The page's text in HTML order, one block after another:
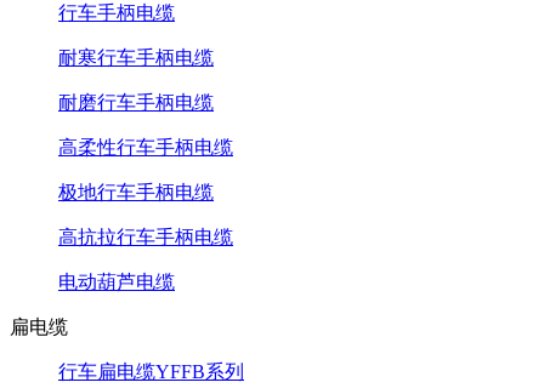
行车手柄电缆
耐寒行车手柄电缆
耐磨行车手柄电缆
高柔性行车手柄电缆
极地行车手柄电缆
高抗拉行车手柄电缆
电动葫芦电缆
扁电缆
行车扁电缆YFFB系列